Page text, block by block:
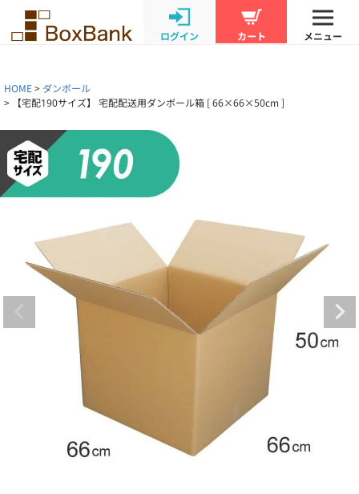
ログイン カート メニュー
HOME
ダンボール
【宅配190サイズ】 宅配配送用ダンボール箱 [ 66×66×50cm ]